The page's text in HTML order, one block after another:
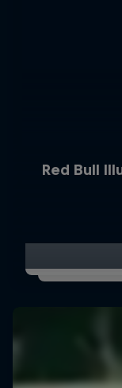
Red Bull